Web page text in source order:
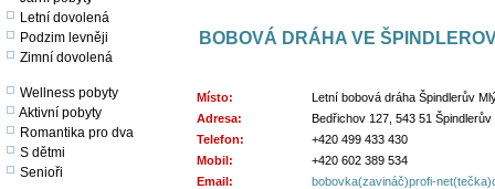
Letní dovolená
Podzim levněji
Zimní dovolená
Wellness pobyty
Aktivní pobyty
Romantika pro dva
S dětmi
Senioři
BOBOVÁ DRÁHA VE
Místo:
Letní bobová dráha Špindlerův
Adresa:
Bedřichov 127, 543 51 Špindlerův
Telefon:
+420 499 433 430
Mobil:
+420 602 389 534
Email:
bobovka(zavináč)profi-